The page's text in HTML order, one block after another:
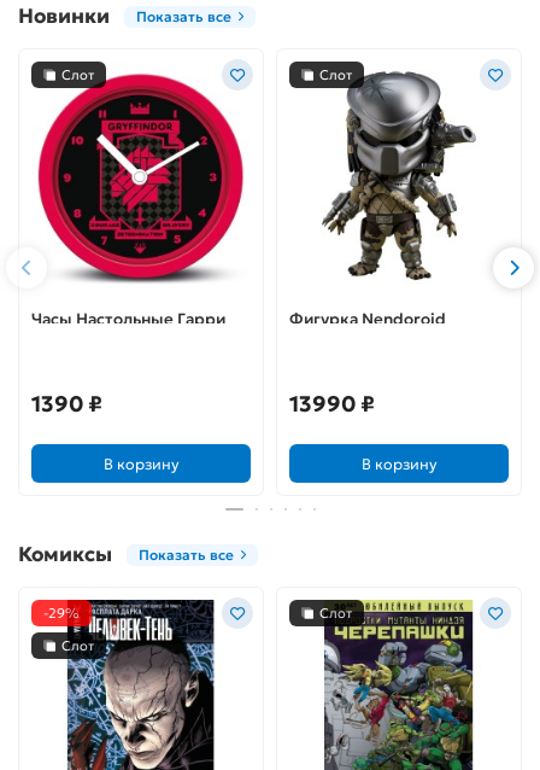
Новинки Показать все
Слот
Часы Настольные Гарри
1390 ₽
В корзину
Слот
Фигурка Nendoroid
13990 ₽
В корзину
Комиксы Показать все
-29%
Слот
Слот